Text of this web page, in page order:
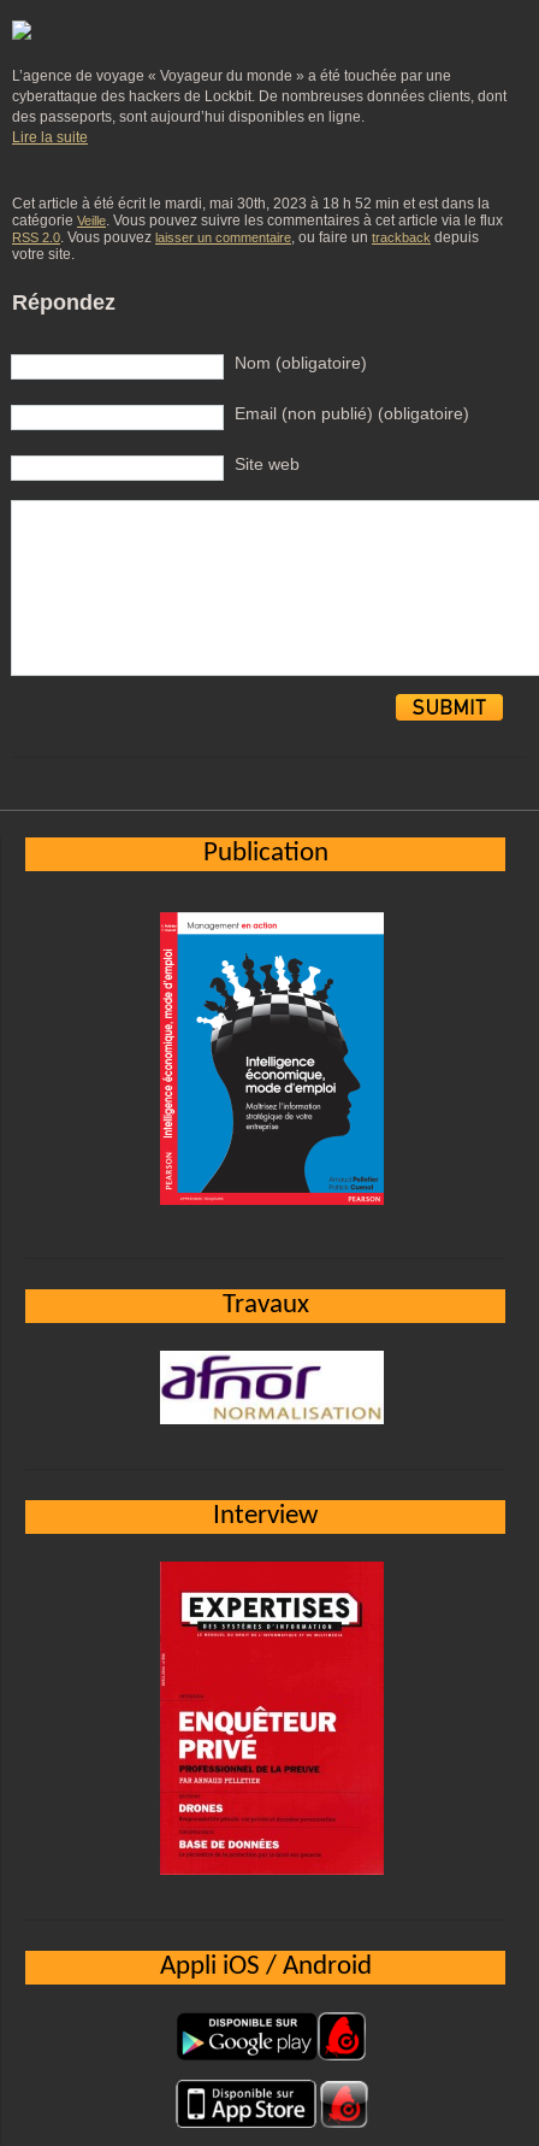
L’agence de voyage « Voyageur du monde » a été touchée par une
cyberattaque des hackers de Lockbit. De nombreuses données clients, dont
des passeports, sont aujourd’hui disponibles en ligne.
Lire la suite
Cet article à été écrit le mardi, mai 30th, 2023 à 18 h 52 min et est dans la
catégorie Veille. Vous pouvez suivre les commentaires à cet article via le flux
RSS 2.0. Vous pouvez laisser un commentaire, ou faire un trackback depuis
votre site.
Répondez
Nom (obligatoire)
Email (non publié) (obligatoire)
Site web
Publication
Travaux
Interview
Appli iOS / Android